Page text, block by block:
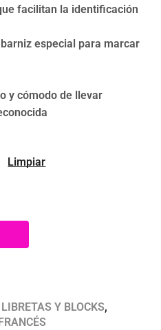
facilitan la identificación
especial para marcar
y cómodo de llevar
Limpiar
Y BLOCKS,
FRANCÉS